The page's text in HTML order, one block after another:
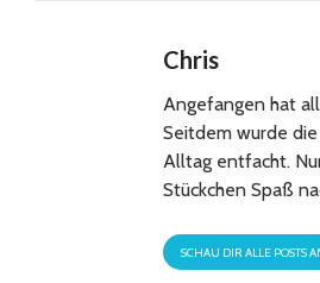
Chris
Angefangen hat
Seitdem wurde
Alltag entfacht.
Stückchen Spaß
SCHAU DIR ALLE POSTS